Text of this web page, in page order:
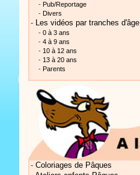
- Pub/Reportage
- Divers
- Les vidéos par tranches d'âge
- 0 à 3 ans
- 4 à 9 ans
- 10 à 12 ans
- 13 à 20 ans
- Parents
- Coloriages de Pâques